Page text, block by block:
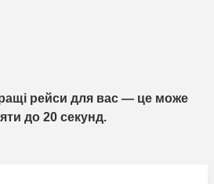
рейси для вас — це може
до 20 секунд.